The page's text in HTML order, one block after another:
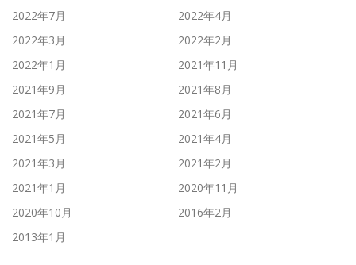
2022年7月
2022年4月
2022年3月
2022年2月
2022年1月
2021年11月
2021年9月
2021年8月
2021年7月
2021年6月
2021年5月
2021年4月
2021年3月
2021年2月
2021年1月
2020年11月
2020年10月
2016年2月
2013年1月